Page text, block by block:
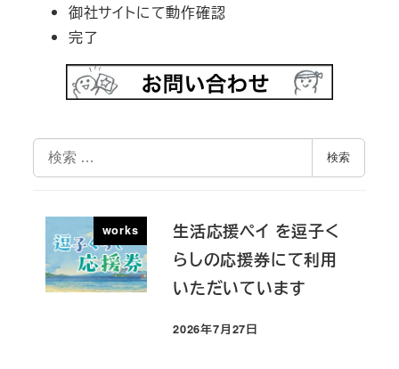
御社サイトにて動作確認
完了
検
索
検索
works
生活応援ペイ を逗子く
らしの応援券にて利用
いただいています
投稿日
2026年7月27日